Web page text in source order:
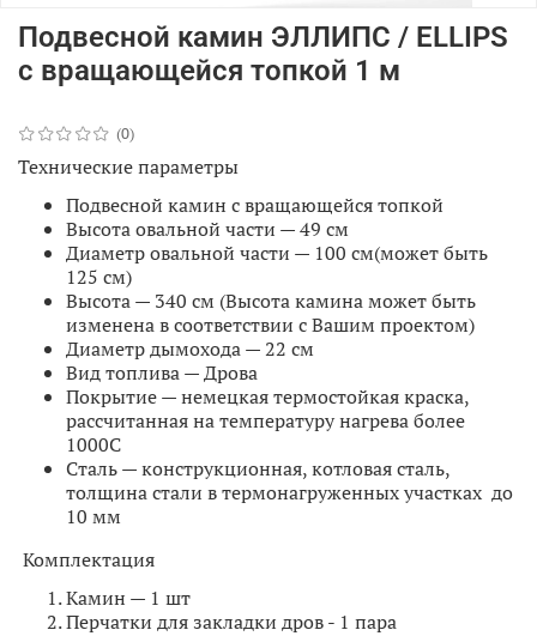
(0)
Подвесной камин ЭЛЛИПС / ELLIPS
с вращающейся топкой 1 м
Технические параметры
Подвесной камин с вращающейся топкой
Высота овальной части — 49 см
Диаметр овальной части — 100 см(может быть
125 см)
Высота— 340 см (Высота камина может быть
изменена в соответствии с Вашим проектом)
Диаметр дымохода—22 см
Вид топлива—Дрова
Покрытие—немецкая термостойкая краска,
рассчитанная на температуру нагрева более
1000С
Сталь— конструкционная, котловая сталь,
толщина стали в термонагруженных участках до
10 мм
Комплектация
Камин — 1 шт
Перчатки для закладки дров - 1 пара